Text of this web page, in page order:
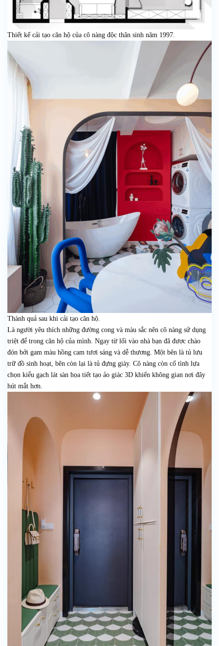
Thiết kế cải tạo căn hộ của cô nàng độc thân sinh năm 1997.
Thành quả sau khi cải tạo căn hộ.
Là người yêu thích những đường cong và màu sắc nên cô nàng sử dụng
triệt để trong căn hộ của mình. Ngay từ lối vào nhà bạn đã được chào
đón bởi gam màu hồng cam tươi sáng và dễ thương. Một bên là tủ lưu
trữ đồ sinh hoạt, bên còn lại là tủ đựng giày. Cô nàng còn cố tình lựa
chọn kiểu gạch lát sàn họa tiết tạo ảo giác 3D khiến không gian nơi đây
hút mắt hơn.